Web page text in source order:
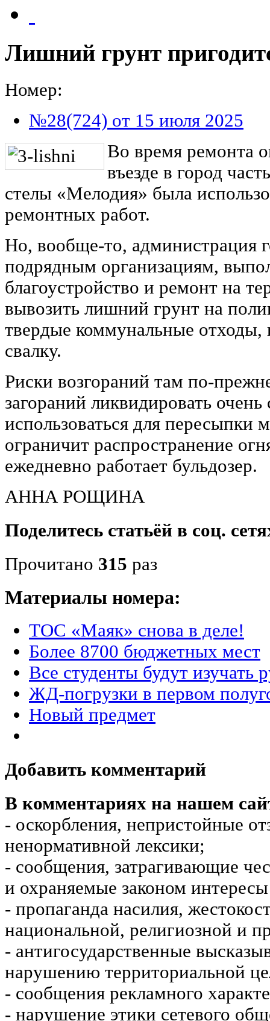
Лишний грунт
Номер:
№28(724) от 15 июля 2025
Во время ремонта
въезде в город
стелы «Мелодия» была
ремонтных работ.
Но, вообще-то, администрация
подрядным организациям,
благоустройство и ремонт на
вывозить лишний грунт на
твердые коммунальные отходы,
свалку.
Риски возгораний там по-
загораний ликвидировать
использоваться для пересыпки
ограничит распространение
ежедневно работает бульдозер.
АННА РОЩИНА
Поделитесь статьёй в соц.
Прочитано 315 раз
Материалы номера:
ТОС «Маяк» снова в деле!
Более 8700 бюджетных мест
Все студенты будут изучать
ЖД-погрузки в первом
Новый предмет
Добавить комментарий
В комментариях на нашем
- оскорбления, непристойные
ненормативной лексики;
- сообщения, затрагивающие
и охраняемые законом
- пропаганда насилия,
национальной, религиозной и
- антигосударственные
нарушению территориальной
- сообщения рекламного
- нарушение этики сетевого